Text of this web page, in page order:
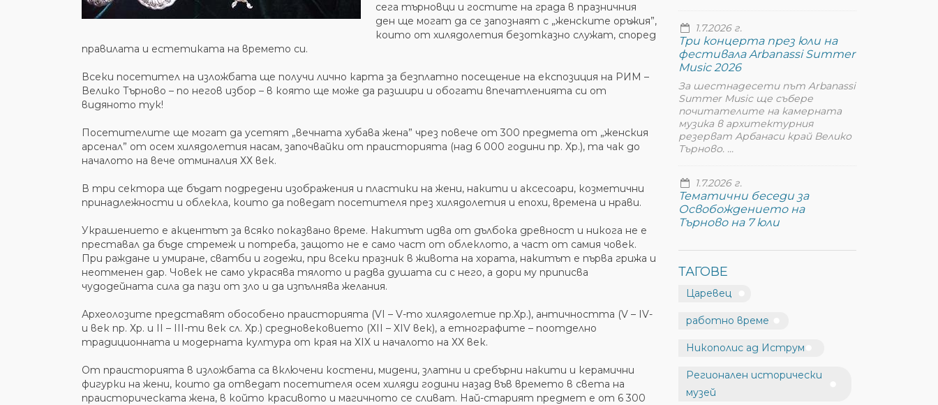
сега търновци и гостите на града в празничния
ден ще могат да се запознаят с „женските оръжия”,
които от хилядолетия безотказно служат, според
правилата и естетиката на времето си.
Всеки посетител на изложбата ще получи лично карта за безплатно посещение на експозиция на РИМ –
Велико Търново – по негов избор – в която ще може да разшири и обогати впечатленията си от
видяното тук!
Посетителите ще могат да усетят „вечната хубава жена” чрез повече от 300 предмета от „женския
арсенал” от осем хилядолетия насам, започвайки от праисторията (над 6 000 години пр. Хр.), та чак до
началото на вече отминалия ХХ век.
В три сектора ще бъдат подредени изображения и пластики на жени, накити и аксесоари, козметични
принадлежности и облекла, които да поведат посетителя през хилядолетия и епохи, времена и нрави.
Украшението е акцентът за всяко показвано време. Накитът идва от дълбока древност и никога не е
преставал да бъде стремеж и потреба, защото не е само част от облеклото, а част от самия човек.
При раждане и умиране, сватби и годежи, при всеки празник в живота на хората, накитът е първа грижа и
неотменен дар. Човек не само украсява тялото и радва душата си с него, а дори му приписва
чудодейната сила да пази от зло и да изпълнява желания.
Археолозите представят обособено праисторията (VІ – V-то хилядолетие пр.Хр.), античността (V – ІV-
и век пр. Хр. и ІІ – ІІІ-ти век сл. Хр.) средновековието (ХІІ – ХІV век), а етнографите – поотделно
традиционната и модерната култура от края на ХІХ и началото на ХХ век.
От праисторията в изложбата са включени костени, мидени, златни и сребърни накити и керамични
фигурки на жени, които да отведат посетителя осем хиляди години назад във времето в света на
праисторическата жена, в който красивото и магичното се сливат. Най-старият предмет е от 6 300
1.7.2026 г.
Три концерта през юли на
фестивала Arbanassi Summer
Music 2026
За шестнадесети път Arbanassi
Summer Music ще събере
почитателите на камерната
музика в архитектурния
резерват Арбанаси край Велико
Търново. ...
1.7.2026 г.
Тематични беседи за
Освобождението на
Търново на 7 юли
ТАГОВЕ
Царевец
работно време
Никополис ад Иструм
Регионален исторически
музей